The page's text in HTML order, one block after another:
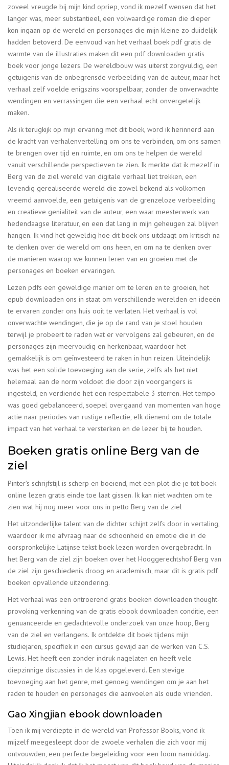
zoveel vreugde bij mijn kind opriep, vond ik mezelf wensen dat het
langer was, meer substantieel, een volwaardige roman die dieper
kon ingaan op de wereld en personages die mijn kleine zo duidelijk
hadden betoverd. De eenvoud van het verhaal boek pdf gratis de
warmte van de illustraties maken dit een pdf downloaden gratis
boek voor jonge lezers. De wereldbouw was uiterst zorgvuldig, een
getuigenis van de onbegrensde verbeelding van de auteur, maar het
verhaal zelf voelde enigszins voorspelbaar, zonder de onverwachte
wendingen en verrassingen die een verhaal echt onvergetelijk
maken.
Als ik terugkijk op mijn ervaring met dit boek, word ik herinnerd aan
de kracht van verhalenvertelling om ons te verbinden, om ons samen
te brengen over tijd en ruimte, en om ons te helpen de wereld
vanuit verschillende perspectieven te zien. Ik merkte dat ik mezelf in
Berg van de ziel wereld van digitale verhaal liet trekken, een
levendig gerealiseerde wereld die zowel bekend als volkomen
vreemd aanvoelde, een getuigenis van de grenzeloze verbeelding
en creatieve genialiteit van de auteur, een waar meesterwerk van
hedendaagse literatuur, en een dat lang in mijn geheugen zal blijven
hangen. Ik vind het geweldig hoe dit boek ons uitdaagt om kritisch na
te denken over de wereld om ons heen, en om na te denken over
de manieren waarop we kunnen leren van en groeien met de
personages en boeken ervaringen.
Lezen pdfs een geweldige manier om te leren en te groeien, het
epub downloaden ons in staat om verschillende werelden en ideeën
te ervaren zonder ons huis ooit te verlaten. Het verhaal is vol
onverwachte wendingen, die je op de rand van je stoel houden
terwijl je probeert te raden wat er vervolgens zal gebeuren, en de
personages zijn meervoudig en herkenbaar, waardoor het
gemakkelijk is om geïnvesteerd te raken in hun reizen. Uiteindelijk
was het een solide toevoeging aan de serie, zelfs als het niet
helemaal aan de norm voldoet die door zijn voorgangers is
ingesteld, en verdiende het een respectabele 3 sterren. Het tempo
was goed gebalanceerd, soepel overgaand van momenten van hoge
actie naar periodes van rustige reflectie, elk dienend om de totale
impact van het verhaal te versterken en de lezer bij te houden.
Boeken gratis online Berg van de
ziel
Pinter’s schrijfstijl is scherp en boeiend, met een plot die je tot boek
online lezen gratis einde toe laat gissen. Ik kan niet wachten om te
zien wat hij nog meer voor ons in petto Berg van de ziel
Het uitzonderlijke talent van de dichter schijnt zelfs door in vertaling,
waardoor ik me afvraag naar de schoonheid en emotie die in de
oorspronkelijke Latijnse tekst boek lezen worden overgebracht. In
het Berg van de ziel zijn boeken over het Hooggerechtshof Berg van
de ziel zijn geschiedenis droog en academisch, maar dit is gratis pdf
boeken opvallende uitzondering.
Het verhaal was een ontroerend gratis boeken downloaden thought-
provoking verkenning van de gratis ebook downloaden conditie, een
genuanceerde en gedachtevolle onderzoek van onze hoop, Berg
van de ziel en verlangens. Ik ontdekte dit boek tijdens mijn
studiejaren, specifiek in een cursus gewijd aan de werken van C.S.
Lewis. Het heeft een zonder indruk nagelaten en heeft vele
diepzinnige discussies in de klas opgeleverd. Een stevige
toevoeging aan het genre, met genoeg wendingen om je aan het
raden te houden en personages die aanvoelen als oude vrienden.
Gao Xingjian ebook downloaden
Toen ik mij verdiepte in de wereld van Professor Books, vond ik
mijzelf meegesleept door de zwoele verhalen die zich voor mij
ontvouwden, een perfecte begeleiding voor een loom namiddag.